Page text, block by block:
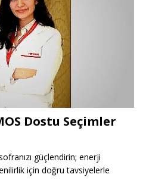
Dostu Seçimler
güçlendirin; enerji
için doğru tavsiyelerle